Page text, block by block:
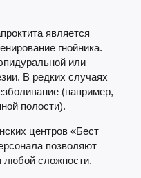
является
гнойника.
или
В редких случаях
(например,
полости).
центров «Бест
позволяют
любой сложности.